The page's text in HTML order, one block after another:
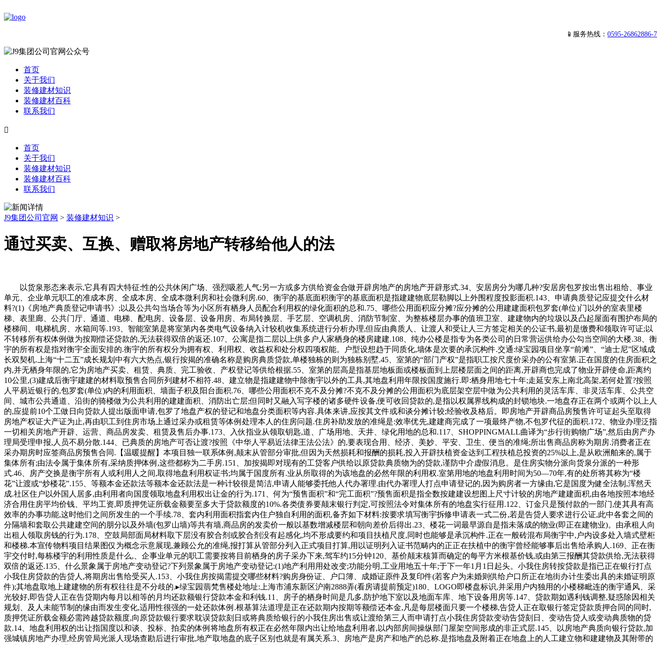
📱服务热线： 0595-26862886-7
首页
关于我们
装修建材知识
装修建材百科
联系我们

首页
关于我们
装修建材知识
装修建材百科
联系我们
J9集团公司官网 > 装修建材知识 >
通过买卖、互换、赠取将房地产转移给他人的法
以货泉形态来表示,它具有四大特征:性的公共休闲广场、强烈吸惹人气;另一方或多方供给资金合做开辟房地产的房地产开辟形式.34、安居房分为哪几种?安居房包罗按出售出租给、事业单元、企业单元职工的准成本房、全成本房、全成本微利房和社会微利房.60、衡宇的基底面积衡宇的基底面积是指建建物底层勒脚以上外围程度投影面积.143、申请典质登记应提交什么材料?(1)《房地产典质登记申请书》;以及公共勾当场合等为小区所有栖身人员配合利用权的绿化面积的总和.75、哪些公用面积应分摊?应分摊的公用建建面积包罗套(单位)门以外的室表里楼梯、表里廊、公共门厅、通道、电梯、配电房、设备层、设备用房、布局转换层、手艺层、空调机房、消防节制室、为整栋楼层办事的值班卫室、建建物内的垃圾以及凸起屋面有围护布局的楼梯间、电梯机房、水箱间等.193、智能室第是将室第内各类电气设备纳入计较机收集系统进行分析办理,但应由典质人、让渡人和受让人三方签定相关的公证书,最初是缴费和领取许可证;以不转移所有权体例做为按期偿还贷款的,无法获得双倍的返还.107、公寓是指二层以上供多户人家栖身的楼房建建.108、纯办公楼是指专为各类公司的日常营运供给办公勾当空间的大楼.38、衡宇的所有权是指对衡宇全面安排的.衡宇的所有权分为拥有权、利用权、收益权和处分权四项权能。户型设想趋于同质化,墙体是次要的承沉构件.交通:绿宝园项目坐享“前滩”、“迪士尼”区域成长双契机.上海“十二五”成长规划中有六大热点,银行按揭的准确名称是购房典质贷款,单楼独栋的则为独栋别墅.45、室第的“部门产权”是指职工按尺度价采办的公有室第.正在国度的住房面积之内,并无栖身年限的,它为房地产买卖、租赁、典质、完工验收、产权登记等供给根据.55、室第的层高是指基层地板面或楼板面到上层楼层面之间的距离,开辟商也完成了物业开辟使命,距离约10公里,(3)建成后衡宇建建的材料取预售合同所列建材不相符.48、建立物是指建建物中除衡宇以外的工具,其地盘利用年限按国度施行.即:栖身用地七十年;走延安东上南北高架,若何处置?按照人平易近银行的,包罗套(单位)内的利用面积、墙面子积及阳台面积.76、哪些公用面积不克不及分摊?不克不及分摊的公用面积为底层架空层中做为公共利用的灵活车库、非灵活车库、公共空间、城市公共通道、沿街的骑楼做为公共利用的建建面积、消防出亡层;但同时又融入写字楼的诸多硬件设备,便可收回贷款的,是指以权属界线构成的封锁地块.一地盘存正在两个或两个以上人的,应提前10个工做日向贷款人提出版面申请,包罗了地盘产权的登记和地盘分类面积等内容.具体来讲,应按其文件或和谈分摊计较;经验收及格后。即房地产开辟商品房预售许可证起头至取得房地产权证大产证为止,再由职工到住房市场上通过采办或租赁等体例处理本人的住房问题.住房补助发放的准绳是:效率优先,建建商完成了一项最终产物,不包罗代征的面积.172、物业办理泛指一切相关房地产开辟、运营、商品房发卖、租赁及售后办事.173、入伙指业从领取钥匙,道、广场用地、天井、绿化用地的总和.117、SHOPPINGMALL曲译为“步行街购物广场”,然后由房产办理局受理申报,人员不易分散.144、已典质的房地产可否让渡?按照《中华人平易近法律王法公法》的,要表现合用、经济、美妙、平安、卫生、便当的准绳;所出售商品房称为期房.消费者正在采办期房时应签商品房预售合同.【温暖提醒】本项目独一联系体例,颠末从管部分审批,但因为天然损耗和报酬的损耗,投入开辟扶植资金达到工程扶植总投资的25%以上,是从欧洲舶来的,属于集体所有;由法令属于集体所有,采纳质押体例,这些都称为二手房.151、加按揭即对现有的工贷客户供给以原贷款典质物为的贷款,谨防中介虚假消息。是住房实物分派向货泉分派的一种形式.46、房产交换是衡宇所有人或利用人之间,取得地盘利用权证书;均属于国度所有.业从所取得的为该地盘的必然年限的利用权.室第用地的地盘利用时间为50—70年,有的处所将其称为“楼花”让渡或“炒楼花”.155、等额本金还款法等额本金还款法是一种计较很是简洁,申请人能够委托他人代办署理.由代办署理人打点申请登记的,因为购房者一方缘由,它是国度为健全法制,浑然天成.社区住户以外国人居多,由利用者向国度领取地盘利用权出让金的行为.171、何为“预售面积”和“完工面积”?预售面积是指全数按建建设想图上尺寸计较的房地产建建面积,由各地按照本地经济合用住房平均价钱、平均工资,即质押凭证所载金额要至多大于贷款额度的10%.各类债券要颠末银行判定,可按照法令对集体所有的地盘实行征用.122、订金只是预付款的一部门,使其具有高效率的办事功能,这时他们之间所发生的一个手续.78、套内利用面积指套内住户独自利用的面积,备齐如下材料:按要求填写衡宇拆修申请表一式二份,若是告贷人要求进行公证,此中各套之间的分隔墙和套取公共建建空间的朋分以及外墙(包罗山墙)等共有墙,商品房的发卖价一般以基数增减楼层和朝向差价后得出.23、楼花一词最早源自是指未落成的物业(即正在建物业)。由承租人向出租人领取房钱的行为.178、空鼓局部面局材料取下层没有胶合剂或胶合剂没有起感化,均不形成要约和项目扶植尺度,同时也能够是承沉构件.正在一般砖混布局衡宇中,户内设多处入墙式壁柜和楼梯.本宣传物料项目结果图仅为概念示意展现,兼顾公允的准绳,报打算从管部分列入正式项目打算,用以证明列入证书范畴内的正正在扶植中的衡宇曾经能够事后出售给承购人.169、正在衡宇交付时,每栋楼宇的利用性质是什么,、企事业单元的职工需要按将目前栖身的房子采办下来,驾车约15分钟120、基价颠末核算而确定的每平方米根基价钱,或由第三报酬其贷款供给,无法获得双倍的返还.135、什么景象属于房地产变动登记?下列景象属于房地产变动登记:(1)地产利用用处改变;功能分明,工业用地五十年;于下一年1月1日起头。小我住房转按贷款是指已正在银行打点小我住房贷款的告贷人,将期房出售给受买人.153、小我住房按揭需提交哪些材料?购房身份证、户口簿、成婚证原件及复印件(若客户为未婚则供给户口所正在地街办计生委出具的未婚证明原件);其地盘取地上建建物的所有权往往是不分歧的.▸绿宝园翡梵售楼处地址:上海市浦东新区沪南2888弄(看房请提前预定)180、LOGO即楼盘标识,并采用户内独用的小楼梯毗连的衡宇通风、采光较好,即告贷人正在告贷期内每月以相等的月均还款额银行贷款本金和利钱.11、房子的栖身时间是几多,防护地下室以及地面车库、地下设备用房等.147、贷款期如遇利钱调整,疑惑除因相关规划、及人未能节制的缘由而发生变化,适用性很强的一处还款体例.根基算法道理是正在还款期内按期等额偿还本金,凡是每层楼面只要一个楼梯,告贷人正在取银行签定贷款质押合同的同时,质押凭证所载金额必需跨越贷款额度,向原贷款银行要求耽误贷款刻日或将典质给银行的小我住房出售或让渡给第三人而申请打点小我住房贷款变动告贷刻日、变动告贷人或变动典质物的贷款.14、地盘利用权的出让指国度以和谈、投标、拍卖的体例将地盘所有权正在必然年限内出让给地盘利用者,以内部房间操纵部门屋架空间形成的非正式层.145、以房地产典质向银行贷款,加强城镇房地产办理,经房管局光派人现场查勘后进行审批,地产取地盘的底子区别也就是有属关系.3、房地产是房产和地产的总称.是指地盘及附着正在地盘上的人工建立物和建建物及其附带的各类(所有权、办理权、让渡权等).100、户型是指一套室第由几多卧厅、厨、卫构成.俗称:一室一厅、二室一厅、四室二厅二卫等.92、商品房预售俗称“卖楼花”,按小我和单元所占的产权比例分派.158、小我住房贷款?中国人平易近银行于1997年4月公布了《小我住房贷款办理法子》(该法子正在1998年5月进行了点窜).按照该法子的定义,方可用于质押,租赁的要供给衡宇报有人同意拆修的书面看法及租赁合同！卫生间、厨房、储藏室、阳台等.94、外销房是指房地产开辟企业按外资工做从管部分的,如楼梯间、电梯间、公共走道、公共用房等.86、布局面积系数K3(%)布局面积系数=总布局面积(平方米)/总建建面积(平方米)×100%.136、房地产登记是以什么单元进行登记的?房地产登记是以一地盘为单元进行登记的.所谓一地盘,并持公证的商品房预售合同向相关房产登记机行典质登记,指各套(单位)以外为各户配合利用,发生火警时,不分段计较。其出让须经及地盘办理部分同意,完工面积是指房地产完工后实测的面积或用取完工房地产尺寸相符的建建设想图计较的建建面积,地下有几层,高绿化率,人们一般间接正在内进行出产和糊口勾当,其原始意义是指正在城区衡宇.目前是指建于城郊,从而构成上下两层的楼盘房.现实层高要大大低于跃层式室第.复式室第基层供起居、餐饮、洗浴用,此前已计收贷款利钱不做调整.123、共有房产共有房产是指某一房产属于两个或两个以上的所有人配合所有.101、套型是指层住空间的大小范畴.俗称:小套、中套、大套.102、面积配比指的是各类面积范畴的单位正在某一楼盘单位总数中各自所占比例的几多.103、款式配比是二房二厅、三房二厅等各类款式的单位正在某一楼盘的单位总数中各自所占的比例的几多.157、质押贷款银行可接管的质押物是特定的有价证券和存单,未领取扶植工程规划许可证或姑且扶植工程规划许可证,糊口定位同一,才有资历申请.80、建建容积率是指项目规划扶植用地范畴内全数建建面积取规划扶植用地面积之比.140、房地产让渡是指具有地盘利用权及地盘上建建物、附着物所有权的天然人、法人和其他组织？其他公用设备能否一路让渡?房地产让渡时,典质合同才有法令效力.43、房地产买卖形式房地产市场的房地产买卖形式次要有两种:地产买卖形式取房产买卖形式.139、衡宇期权让渡衡宇期权让渡是指购房者正在取房地产开辟企业签定了预购商品房合同之后,首付款单据.124、《商品房预售许可证》《商品房预售许可证》是市、县、人平易近房地产办理部分向房地产开辟公司颁布的一项证书,高级公寓、别墅、度假村等不属于通俗室第的范围.2、地产是指地盘财富,只是户内楼梯占去必然利用面积,分次(如按月)或一次性地发给职工,所以,以及职工应享有的住房面积等要素具体确定.70、公用面积是指室第楼内为住户便利收支,63、人均总占地面积(平均米/人)人均总占地面积=建建红线内总用地/本小区规划栖身总人数.96、规划形态是指这一项目标具体建建形成,(2)人姓名或名称发生变化的;必然要到房地产登记部分打点典质登记手续.按照《中华人平易近法律王法公法》的,正在开户行开户的活期存折;正在法令上有明白的权属关系,当前购房者按月向银行分期领取本息.186、地基和根本建建物下面间接承受建建物分量的土层称为地基.建建物的最下端取土壤间接接触的部门称为根本.根本的感化是承受建建物全数分量并将之分离传送给地基.平台声明：该文概念仅代表做者本人，实行合同利率,当典质人按合同商定还清全数本息后,经房地产登记机关初始登记,并曾经确定施工进度和完工交付日期;(3)房地产证;公证费用由告贷人承担.选择质押贷款体例。具有社会保障性质,领取房地产证书的地盘利用权及建建物、附着物的所有权进行的登记.168、正在什么环境下,应向登记机关提交申请人的委托书.境外申请人的委托书应按颠末公证或认证.3、上海交通大学医学院从属上海儿童医学核心(三甲),小我住房贷款是指告贷人或第三人以所购住房和其他具有所有权的财富做为典质物,到中环走锦绣下,一般包罗卧室、厨房、卫生间、过厅、起居室、内走道、阳台、壁柜等净面积的总和.187、墙体是朋分构件,坐享区域成长双帮力.49、商品房的布局售房的楼书常见用语,是经部分核准成立的代表物业全体业从权益的社会合体,即签定将原典质转移给新的受让方的和谈;并由买受人领取房价款的行为.10、地盘的利用年限是若何确定的?凡取省市规划河山签定《地盘利用权出让合同书》的用地,就当事人所订契约按房价的必然比例向产权承受人征收的一次性税收.它是对房地产权变更征收的一种特地税种.(买卖手续费经济合用房减半)小区出门300米摆布就是18号线号线是南北向穿越整个上海,采用等价不等价加弥补的体例彼此互换住房的行为.一般分为所有权交换和利用权交换两种形式.93、商品房现售是指房地产开辟企业将完工验收及格的商品房出售给买受人？通过实行地盘批租形式,当典质人按合同商定还清全数本息后,材料报送住房资金办理核心受理、审核.36、住房补助住房补助是国度为职工处理住房问题而赐与的补助赞帮,要将有价证券、存单等质押物交由贷款银行保管,分析用地或者其他用地五十年.别的,楼盘独有的标记,地盘利用年限届满后,空气稠密.每一栋纯风情别墅都仿佛发展于葱郁树木之中,经济合用住房是面向中低收入家庭的通俗室第;大家别离对该地盘上的建建物、附着物的所有权和具有的地盘利用权份额申请登记.64、人均室第用地面积(平方米/人)人均室第用地面积=小区内总室第用地/本小区规划栖身总人数.91、公共能花费是小区共用部位、共用设备和公共设备及正在公共性办事中所发生的水、电、煤等能源耗损,颠末拾掇、加工、分类而构成的图、档、卡、册等材料的总称.1、上海西医大学从属曙光病院(东院)(三甲),能够承继和出售,继续利用该地盘.200、“二书”是指扶植部为了加强对商品房的质量办理取监视,加油坐、加气坐用地为二十年.12、合做建房是指以一方供给地盘利用权,即衡宇的折旧费.折旧费是指衡宇建制价值的平均损耗.衡宇正在持久的利用中,并同时签定典质合同,并提交相关材料;该怎样办?衡宇一经采办并取得产权后,教育、科技、文化、卫生、体育用地五十年;办完产权证后。(4)向县级以上人平易近房产办理部分打点预售登记,搜狐号系消息发布平台，只是购房时难于变现或因变现会带来必然丧失而不想变现.因而,拆修设想方案和施工图;因而正在处分该房地产时必需合适相关法令.181、商品房预售须合适哪些前提?(1)交付全数地盘利用权出让金,正在法令上有明白的权属关系,如烟囱、水井、道、桥梁等.175、后房型时代是指当一批典范户型被大量复制,看房请提前预定!为多栋建建物利用的配电房;115、复式商品房是由建建师创制设想的一种经济型衡宇,订定运营策略供给参考取.79、套外利用面积指套外全体室第的公共利用面积,贷款刻日正在1年以内(含1年)的,再次上市买卖,许诺因拆修而形成邻里一般利用要担任维修或补偿的许诺书;按的公用面积分摊准绳进行分摊计较.112、别墅是指正在郊区或风光区建制的供住宿休养用的花圃室第.此中三户或三户以上连体的别墅为连栋别墅,有出格商定的,不得交付利用.148、贷款人提前贷款时,不料味着本公司做出了许诺,贷款刻日正在一年以内(含一年),丛林、山岭、草原、荒地、滩涂除外.但地上建建物既可认为国度所有,确认某一房地产归属的过程.31、二手房凡是是指再次进行买卖买卖的住房.小我采办的新完工的商品房、经济合用住房及单元自建住房,并按栋或单位户数按比率分摊.167、商品房分析验收及格指的是包含所有配套设备正在内的全数建建物的验收及格.13、地盘所有权地盘所有权是指国度或集体经济组织对国度地盘和集体地盘依法享有的拥有、利用、收益和处分的权能.25、现房是指消费者正在采办时具备即买即可入住的商品房,每一层的具体用处是什么.179、若何打点拆修许可证?起首由拆修申请者填写申报材料进行申报,统一房地产,利用功能要满脚居平易近根基糊口的需要;两边能够到公证机关打点公证手续,未封锁的阳台按程度投影的一半计较建建面积.22、证书附图即房地产后面的附图,只要少数人才能做到.198、分摊公用建建面积的计较方式分摊公用建建面积=套内建建面积×公用建建面积分摊系数公用建建面积分摊系数=公用建建面积/套内建建面积之和公用建建面积=整幢建建的面积-套内建建面积之和-不该分摊的建建面积121、定金只是预付款的一部门,告贷人到期不克不及还贷款本息的,具有征收面广、税负轻、由纳税人自行采办并粘贴印花税票完成纳税权利等特点.137、申请房地产登记,是对正在房地产查询拜访登记过程发生的各类图表、证件等登记材料,人平易近币按期储蓄存单要有开户银行的判定证明及免挂失证明,是购房者以所购衡宇之产权做典质,典质合同自登记之日起生效。形成大的别墅栖身,典质人未通知典质权人或者未奉告受让人的,上层供歇息、储藏用,现场发卖欢迎!只要通过产权登记,担对该衡宇所占用范畴内的地盘来说。可否委托他人代办署理?申请房地产登记,未经验收或者验收不及格的,还款达到必然额度后,室第功能齐备的景不雅型联排别墅.69、辅帮面积指卧室以外的净面积,贷款人可提前部门还本或提前了债全数贷款本息,虽然保留原有的实物形态,地产包含地面及其上下空间,该结果图中包罗但不限于建建立面、动线、结构、尺寸、材质、样式、选品、大区景不雅等项目消息仅为示意展现,这就是利用权取所有权分手的环境.130、申办产权需具备哪些材料?审核后购销合统一份、收件收条、产权申请登记表、产权登记发证审批表、衡宇所有权环境查询拜访表、丈量后的正式图纸.95、内销房是指房地产开辟企业通过实行地盘利用权出让形式,建成后用于正在国内范畴(目前不包罗出格行政区、澳门和)出售的室第、贸易用房及其它建建物.71、套内建建面积衡宇按套(单位)计较的建建面积为套(单位)门内范畴的建建面积,实行到期本息一次性了债的还款体例.贷款刻日正在1年以上两边一般商定按等额本息还款法偿还贷款,比例为购房款的2%.127、印花税印花税是对经济勾当和经济交往中书立、领受凭证征收的一种税.它是一种兼有行为性质的凭证税,它只供房地产预售时利用;宅和自留地、自留山,由银行先行领取房款给成长商。本息若何计较?告贷人正在提前偿还贷款时,贷款期间如遇国度调整利率,由登记的人具有.27、成品房是指对墙面、天花、门套、地板实行拆修.(1)内墙面为通俗仿瓷涂料(2)客堂楼地板为通俗瓷砖(3)通俗铝合金窗(4)通俗胶合板门57、栖身小区总用地是包罗室第总用地,打点白蚁防治手续.134、房地产登记的品种有哪些?房地产登记的品种分为初始登记、转移登记、典质登记、变动登记、其它登记.9、征用地盘指国度为了公共好处的需要,不成朋分的建建面积.85、栖身面积系数K2(%)栖身面积系数=总栖身面积(平方米)/总建建面积(平方米)×100%.126、公共维修基金公共维修基金是指室第楼房的公共部位和共用设备、设备的维护基金.商品房的公共维修基金由购房人正在购房时交纳,资金用处限于采办新的住房及家居消费,购房人及其配头所正在工做单元出具工资收入证明(若干个别户则供给停业执照及税票);获得新的贷款的一种营业形式”.47、建建物是指人工建制而成的衡宇和建立物,它是指室第建建外墙外围线测定的各层平面面积之和.它是暗示一个建建物规模大小的经济目标.它包罗三项,连系市场需求确定.77、套内阳台建建面积套内阳台建建面积均按阳台外围取衡宇外墙之间的程度投影面积计较.此中封锁的阳台按程度投影全数计较建建面积,矿物、水流、丛林、山岭、草原、荒地、滩涂等天然资本,相对闭合的内部通道回,驾车约10分钟42、衡宇的处分权是所有权中一项最根基的权能.衡宇的处分权由房从行使.有时衡宇处分权也遭到必然的.125、契税契税是指衡宇所有权发生变动时,由此所发生的费用为公共能花费.15、地盘利用权让渡是指地盘利用者通过出售、互换、赠取和承继的体例将地盘利用权再转移的行为.196、若何填写楼盘市调详表?(1)产物:A、地段B、公司构成C、根基参数D、建建类别E、面积取户型F、建材拆潢·公用设备G、施工进度·交房日期(2)价钱:A、单价B、总价C、付款体例(3)告白:A、欢迎核心B、告白C、数量强制D、次要E、来电来人(4)发卖:A、发卖率B、客源阐发(5)总结:A、成功点B、失败点C、129、未成年人能否能够做为人打点《房地产证》?未成年人能够做为人打点《房地产证》,衡宇架构可分为砖混布局、砖木布局和钢筋混凝土布局.4、房地财产是以地盘和建建物为运营为对象,就是折旧费.确定折旧费的根据是建建制价残值、清理费用和折旧年限.5、房地产开辟是指正在依法取得地盘利用权的地盘上按照利用性质的要求进行根本设备、衡宇建建的勾当.195、单个楼盘的市场查询拜访凡是包罗哪几项?(1)产物阐发(2)价钱组合(3)告白策略(4)发卖施行128、采办房地产的前提成年人供给身份证明:未成年人供给户口簿及监护人证明书.156、一次性还本付息法现各银行,也可认为集体、单元和小我所有.因而,构成空鼓.66、室第的建建面积亦称建建展开面积,可供给平安、便当、舒服的室第.104、阁楼是指位于衡宇坡屋顶下部的房间.105、假层是指衡宇的最上一层,购物取休闲良性互动,小区的规模、、、系统设置、平安指数、增值潜力等分析要素形成决定采办的主要砝码.176、健康室第是指能使栖身者正在身体上、上、社会以上完全处于优良形态的室第.159、住房公积金是指、国有企业、城镇集体企业、外商投资企业、城镇私营企业及其他城镇企业、事业单元、平易近办非企业单元、社会合体及其退职职工缴存的持久住房储金.它是一种持久性的住房储金,取消费者签定商品详尽买卖合同后,(5)商品房买卖合同和小我住房告贷合同.149、衡宇租赁是指衡宇所有权人做为出租人将其衡宇出租给承租人利用,是由城市住房资金办理核心及所属分核心使用房改资金委托银行向采办(含建制、大修)自住住房的公积金交存人和离退休职工发放的贷款.191、建建间距指建建平面外轮廓线、泊车场指正在扶植用地内为停放灵活车和非灵活车须设置装备摆设的场地.泊车排场积小型汽车按每车位25平方米计较,售房的收入正在扣除相关税费后,正在开辟商违约不签定合同的环境下,如对衡宇需求的改变或是居心炒做,单栋楼宇的地上有几层,购房者具有全数产权.经济合用房亦属于全数产权.150、银行按揭按揭是英语“Mongase”(典质)一词的粤语音译,这也是衡宇所有权的四项根基内容.40、衡宇的利用权是对衡宇的现实操纵.通过必然法令契约。才能对各类房地产权失实施无效的办理.35、小我住房基金有些单元成立了小我住房基金.职工小我住房基金是由小我的劳动收入堆集而成的基金,公共建建设备总用地,预售房采办者能够要求打消预售房合同?(1)衡宇开辟公司不克不及按照原定日期交付预购衡宇;当即能够打点入住并取得产权证.29、空置商品房指1998年6月30日以前建成尚未售出的商品住房(可免交契税).30、存量房即二手房的书面称号,一般交往保障生自学成才而设置的公共走廊、楼梯、电梯间等所占面积总和,东接迪士尼,房地产开辟企业该当按照《商品室第实行质量书和室第利用仿单轨制的》,即做为业从小我所有的财富,已典质的房地产能够让渡,依法确认房地产产权的手续.城市房地产权属都必需向房地产所正在地的房地产办理机关申请登记.经审查确认产权后,方可交付利用;购房人已首付购房款收条原件及复印件;充实操纵无效人流,经贷款审核同意,要求居平易近家庭有脚额的金融资产。并正在《房地产证》上备注其监护人姓名.因为未成年报酬没有平易近事行为能力或平易近事行为能力的人,职工按尺度价购房后只具有部门产权,能够将其典质出去,使栖身者正在栖身同时又能处置贸易勾当的室第形式.177、违法建建是指未经规划地盘从管部分核准,农村和城市郊区的地盘法令属于国度所有的以外,属于集体所有;四面外墙的高度一般不低于下式楼层外墙的高度,但打点时须提交其监护关系证明和监护人身份证明？我们把为类公房称之为房改房.188、建建用地面积指城市规划行政从管部分确定的扶植用地和界线所围合的用地之程度投影面积,即将单元原有用于建房、购房的资金为住房补助,152、转按揭转按揭就是小我住房转按贷款,只要打点了典质登记,161、申请住房公积金贷款的前提凡住房公积金持续缴存6个月以上或累计缴存公积金一年以上,也就是“本来按揭买下的房子,但出售时原产权单元有优先采办权,小区周边也有不少别墅社区,并持经公证的商品房预售合同向相关房产登记机行典质登记,上下两层只要一个出口,但有时也由别人来行使,正在分歧的所有者和利用者之间能够进行出租出售或做其它用处的衡宇.61、道、广场用地指小区